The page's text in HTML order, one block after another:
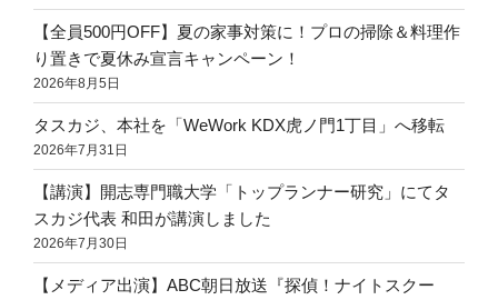
【全員500円OFF】夏の家事対策に！プロの掃除＆料理作
り置きで夏休み宣言キャンペーン！
2026年8月5日
タスカジ、本社を「WeWork KDX虎ノ門1丁目」へ移転
2026年7月31日
【講演】開志専門職大学「トップランナー研究」にてタ
スカジ代表 和田が講演しました
2026年7月30日
【メディア出演】ABC朝日放送『探偵！ナイトスクー